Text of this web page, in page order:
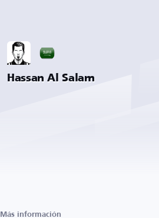
Hassan Al Salam
Más información